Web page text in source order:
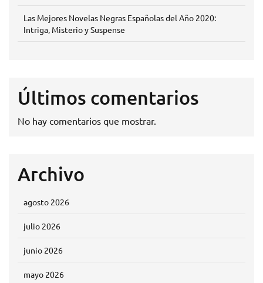
Las Mejores Novelas Negras Españolas del Año 2020:
Intriga, Misterio y Suspense
Últimos comentarios
No hay comentarios que mostrar.
Archivo
agosto 2026
julio 2026
junio 2026
mayo 2026